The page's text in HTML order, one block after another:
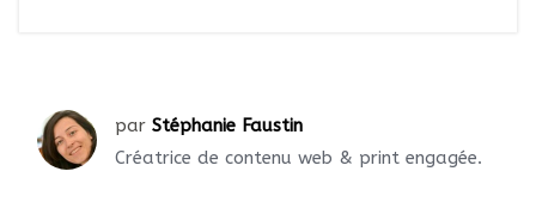
par Stéphanie Faustin
Créatrice de contenu web & print engagée.